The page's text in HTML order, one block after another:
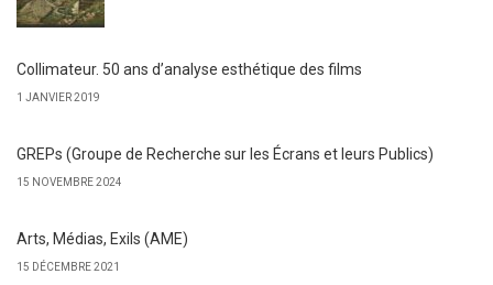
Collimateur. 50 ans d’analyse esthétique des films
1 JANVIER 2019
GREPs (Groupe de Recherche sur les Écrans et leurs Publics)
15 NOVEMBRE 2024
Arts, Médias, Exils (AME)
15 DÉCEMBRE 2021